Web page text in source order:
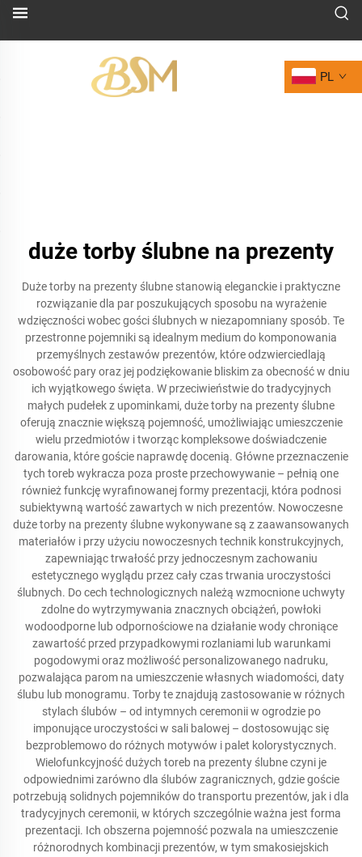
PL
duże torby ślubne na prezenty
Duże torby na prezenty ślubne stanowią eleganckie i praktyczne
rozwiązanie dla par poszukujących sposobu na wyrażenie
wdzięczności wobec gości ślubnych w niezapomniany sposób. Te
przestronne pojemniki są idealnym medium do komponowania
przemyślnych zestawów prezentów, które odzwierciedlają
osobowość pary oraz jej podziękowanie bliskim za obecność w dniu
ich wyjątkowego święta. W przeciwieństwie do tradycyjnych
małych pudełek z upominkami, duże torby na prezenty ślubne
oferują znacznie większą pojemność, umożliwiając umieszczenie
wielu przedmiotów i tworząc kompleksowe doświadczenie
darowania, które goście naprawdę docenią. Główne przeznaczenie
tych toreb wykracza poza proste przechowywanie – pełnią one
również funkcję wyrafinowanej formy prezentacji, która podnosi
subiektywną wartość zawartych w nich prezentów. Nowoczesne
duże torby na prezenty ślubne wykonywane są z zaawansowanych
materiałów i przy użyciu nowoczesnych technik konstrukcyjnych,
zapewniając trwałość przy jednoczesnym zachowaniu
estetycznego wyglądu przez cały czas trwania uroczystości
ślubnych. Do cech technologicznych należą wzmocnione uchwyty
zdolne do wytrzymywania znacznych obciążeń, powłoki
wodoodporne lub odpornościowe na działanie wody chroniące
zawartość przed przypadkowymi rozlaniami lub warunkami
pogodowymi oraz możliwość personalizowanego nadruku,
pozwalająca parom na umieszczenie własnych wiadomości, daty
ślubu lub monogramu. Torby te znajdują zastosowanie w różnych
stylach ślubów – od intymnych ceremonii w ogrodzie po
imponujące uroczystości w sali balowej – dostosowując się
bezproblemowo do różnych motywów i palet kolorystycznych.
Wielofunkcyjność dużych toreb na prezenty ślubne czyni je
odpowiednimi zarówno dla ślubów zagranicznych, gdzie goście
potrzebują solidnych pojemników do transportu prezentów, jak i dla
tradycyjnych ceremonii, w których szczególnie ważna jest forma
prezentacji. Ich obszerna pojemność pozwala na umieszczenie
różnorodnych kombinacji prezentów, w tym smakosiejskich